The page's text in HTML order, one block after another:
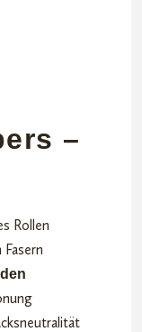
–
Rollen